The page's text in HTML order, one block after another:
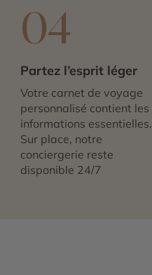
04
Partez l’esprit léger
Votre carnet de voyage
personnalisé contient les
informations essentielles.
Sur place, notre
conciergerie reste
disponible 24/7